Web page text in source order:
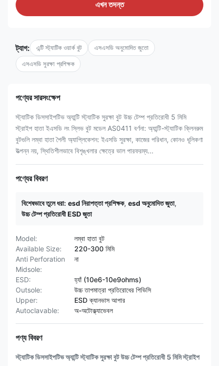
এখন তদন্ত
ট্যাগ: এন্টি স্ট্যাটিক ওয়ার্ক বুট এসএসডি অনুমোদিত জুতো
এসএসডি সুরক্ষা প্রশিক্ষক
পণ্যের সারসংক্ষেপ
স্ট্যাটিক ডিসসাইপটিভ অ্যান্টি স্ট্যাটিক সুরক্ষা বুট উচ্চ টেম্প প্রতিরোধী 5 মিমি
স্ট্রাইপ হাতা ইএসডি লং স্লিভ বুট মডেল AS0411 বর্ণনা: অ্যান্টি-স্ট্যাটিক ক্লিনরুম
বুটগুলি লম্বা হাতা শৈলী অ্যাপ্লিকেশন: ইএসডি সুরক্ষা, কাজের পরিধান, কোনও ধূলিকণা
উত্পন্ন নয়, স্থিতিশীলভাবে বিশৃঙ্খলার ক্ষেত্রে ভাল পারফরম্য...
পণ্যের বিবরণ
বিশেষভাবে তুলে ধরা: esd নিরাপত্তা প্রশিক্ষক, esd অনুমোদিত জুতা,
উচ্চ টেম্প প্রতিরোধী ESD জুতা
Model:
লম্বা হাতা বুট
Available Size:
220-300 মিমি
Anti Perforation
Midsole:
না
ESD:
হ্যাঁ (10e6-10e9ohms)
Outsole:
উচ্চ তাপমাত্রা প্রতিরোধের পিভিসি
Upper:
ESD ক্যানভাস আপার
Autoclavable:
অ-অটোক্ল্যাভেবল
পণ্য বিবরণ
স্ট্যাটিক ডিসসাইপটিভ অ্যান্টি স্ট্যাটিক সুরক্ষা বুট উচ্চ টেম্প প্রতিরোধী 5 মিমি স্ট্রাইপ